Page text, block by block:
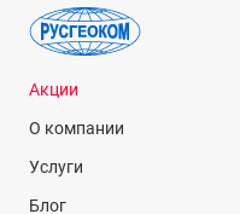
да
Акции
О компании
Услуги
Блог